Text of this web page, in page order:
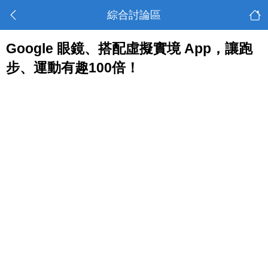
綜合討論區
Google 眼鏡、搭配虛擬實境 App，讓跑
步、運動有趣100倍！